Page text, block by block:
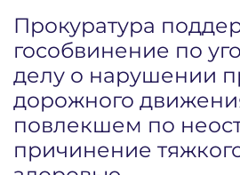
Прокуратура
гособвинение по
делу о нарушении
дорожного
повлекшем по
причинение